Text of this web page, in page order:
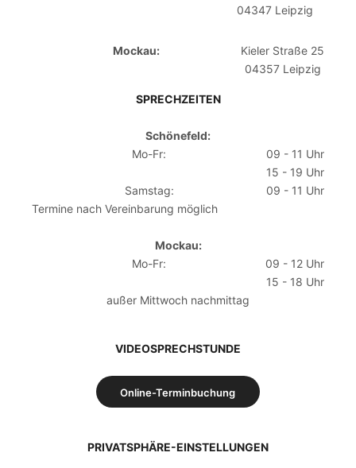
04347 Leipzig
Mockau:
Kieler Straße 25
04357 Leipzig
SPRECHZEITEN
Schönefeld:
Mo-Fr:
09 - 11 Uhr
15 - 19 Uhr
Samstag:
09 - 11 Uhr
Termine nach Vereinbarung möglich
Mockau:
Mo-Fr:
09 - 12 Uhr
15 - 18 Uhr
außer Mittwoch nachmittag
VIDEOSPRECHSTUNDE
Online-Terminbuchung
PRIVATSPHÄRE-EINSTELLUNGEN